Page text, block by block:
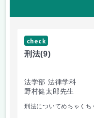
check
刑法(9)
法学部 法律学科
野村健太郎先生
刑法についてめちゃくち